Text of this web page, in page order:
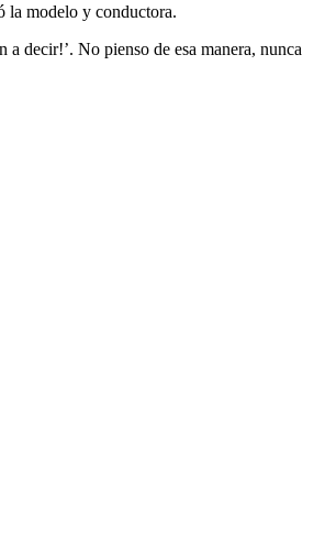
la modelo y conductora.
a decir!’. No pienso de esa manera, nunca